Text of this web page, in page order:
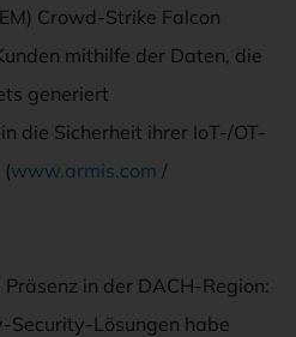
Crowd-Strike Falcon
mithilfe der Daten, die
generiert
die Sicherheit ihrer IoT-/OT-
www.armis.com /
in der DACH-Region:
Security-Lösungen habe